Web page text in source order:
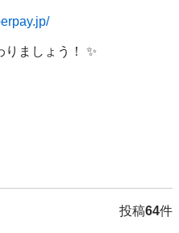
ましょう！ ✨
投稿64件